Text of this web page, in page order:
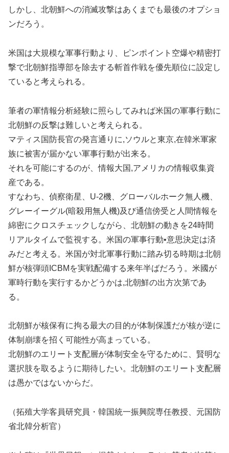
しかし、北朝鮮への消滅攻撃はあくまでも最後のオプショ
ンだろう。
米国は大規模な軍事行動より、ピンポイント空爆や精密打
撃で北朝鮮指導部を除去する斬首作戦を優先順位に設定し
ていると考えられる。
筆者の軍情報分析経験に照らしてみれば米国の軍事行動に
北朝鮮の反撃は難しいと考えられる。
マティス国防長官の発言通りに,ソウルと東京,在韓米軍家
族に被害が届かない軍事行動が出来る。
それを可能にするのが、情報大国,アメリカの情報収集資
産である。
すなわち、偵察衛星、U-2機、グローバルホーク無人機、
グレーイーグル(暗殺用無人機)及び通信傍受と人間情報を
綿密にクロスチェックしながら、北朝鮮の動きを24時間
リアルタイムで監視する。米国の軍事行動•意思決定は済
みだと考える。米国が対北軍事行動に踏み切る時期は北朝
鮮が核弾頭ICBMを実戦配備する来年半ばだろう。米國が
軍時行動を実行するかどうかは,北朝鮮の出方次第であ
る。
北朝鮮が核保有に拘る最大の目的が体制保護だが核が逆に
体制崩壊を招く可能性が高まっている。
北朝鮮のエリート支配層が体制安全を守るために、賢明な
選択肢を取るように期待したい。北朝鮮のエリート支配層
は愚かではないからだ。
（拓殖大学客員研究員・韓国統一振興院専任教授、元国防
省北韓分析官）